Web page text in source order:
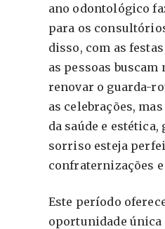
ano odontológico
para os
disso, com as
as pessoas buscam
renovar o guarda-
as celebrações,
da saúde e
sorriso esteja
confraternizações
Este período
oportunidade única